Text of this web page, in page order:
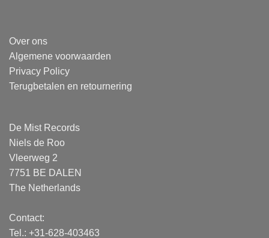
Over ons
Algemene voorwaarden
Privacy Policy
Terugbetalen en retournering
De Mist Records
Niels de Roo
Vleerweg 2
7751 BE DALEN
The Netherlands
Contact:
Tel.: +31-628-403463